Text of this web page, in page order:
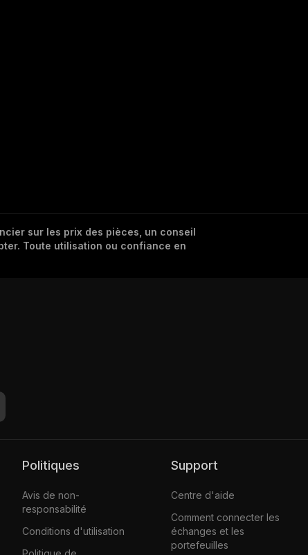
sur les prix des pièces, un conseil
Toute utilisation ou confiance en
Politiques
Avis de non-
responsabilité
Conditions d'utilisation
Support
Centre d'aide
Comment connecter les
échanges et les
portefeuilles